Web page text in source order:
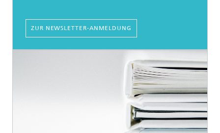
ZUR NEWSLETTER-ANMELDUNG